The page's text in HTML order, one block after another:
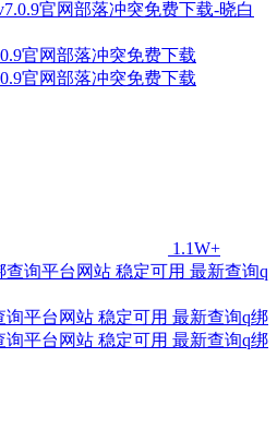
官网部落冲突免费下载
官网部落冲突免费下载
1.1W+
平台网站 稳定可用 最新查询q绑
平台网站 稳定可用 最新查询q绑